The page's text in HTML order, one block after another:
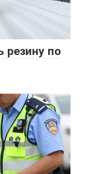
резину по